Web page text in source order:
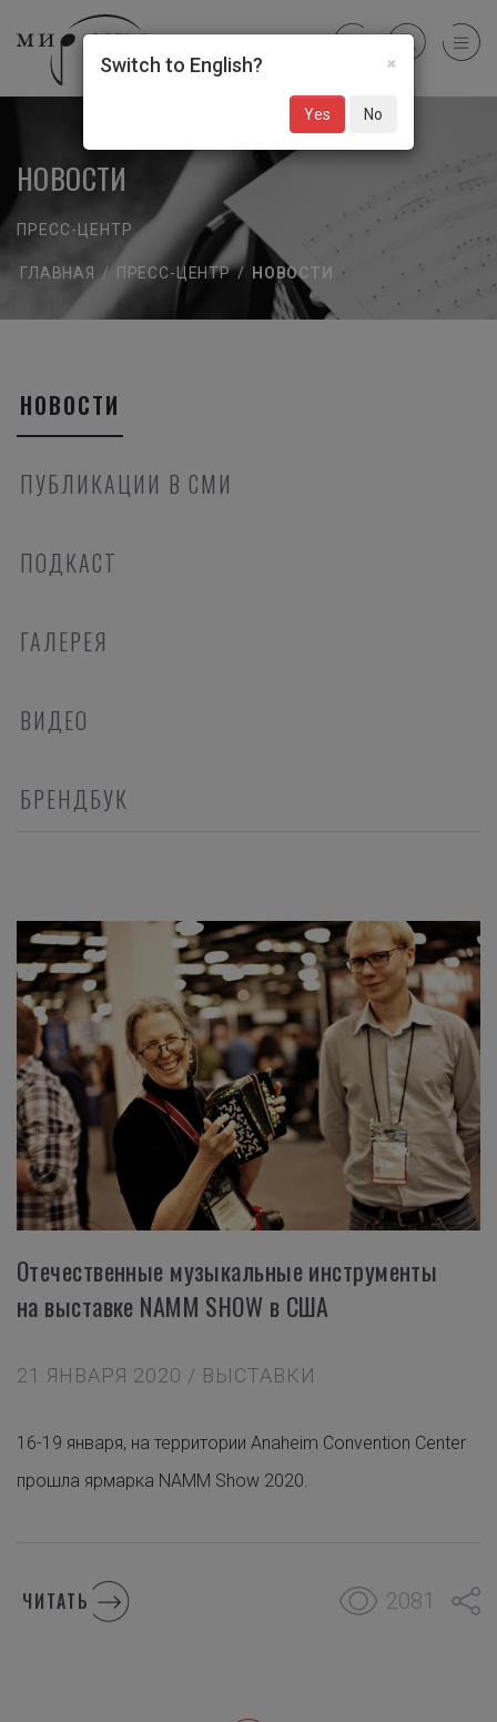
НОВОСТИ
ПРЕСС-ЦЕНТР
ГЛАВНАЯ / ПРЕСС-ЦЕНТР / НОВОСТИ
НОВОСТИ
ПУБЛИКАЦИИ В СМИ
ПОДКАСТ
ГАЛЕРЕЯ
ВИДЕО
БРЕНДБУК
Отечественные музыкальные инструменты
на выставке NAMM SHOW в США
21 ЯНВАРЯ 2020 / ВЫСТАВКИ
16-19 января, на территории Anaheim Convention Center
прошла ярмарка NAMM Show 2020.
ЧИТАТЬ 2081
×
Switch to English?
Yes No